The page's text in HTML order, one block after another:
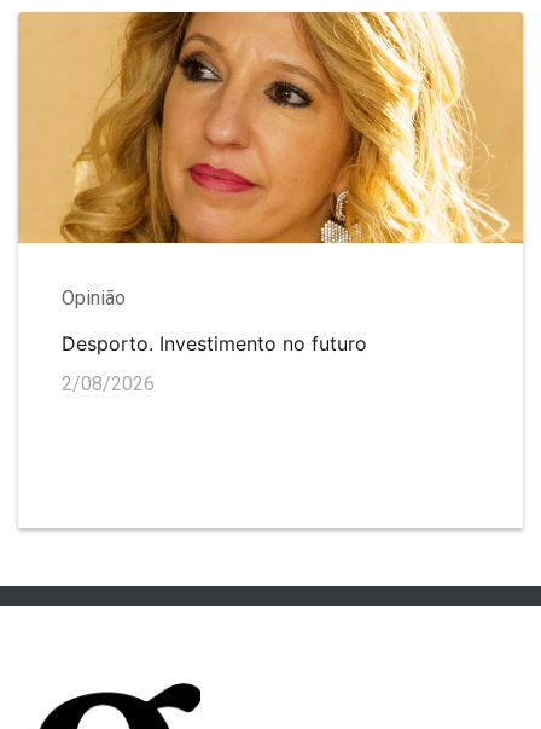
Opinião
Desporto. Investimento no futuro
2/08/2026